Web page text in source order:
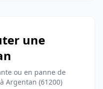
une
ou en panne de
Argentan (61200)